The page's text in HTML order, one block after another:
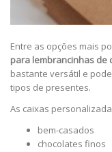
Entre as opções mais
para lembrancinhas de
bastante versátil e
tipos de presentes.
As caixas
bem-casados
chocolates finos